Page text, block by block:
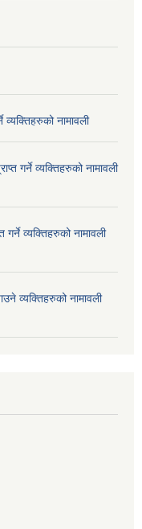
नामावली
गर्ने व्यक्तिहरुको नामावली
गर्ने व्यक्तिहरुको नामावली
व्यक्तिहरुको नामावली